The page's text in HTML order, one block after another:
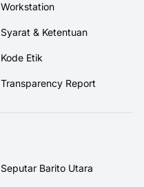
Workstation
Syarat & Ketentuan
Kode Etik
Transparency Report
Seputar Barito Utara